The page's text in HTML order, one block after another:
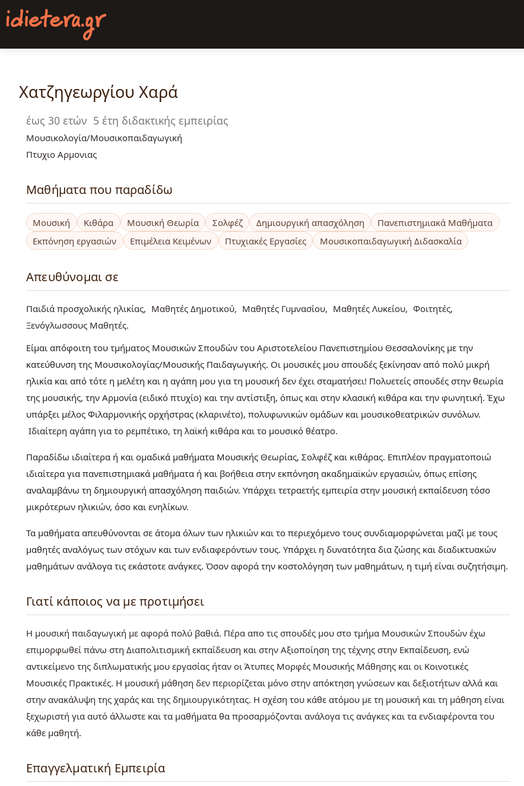
Παράκαμψη
προς
κυρίως
Χατζηγεωργίου Χαρά
έως 30 ετών 5 έτη διδακτικής εμπειρίας
Μουσικολογία/Μουσικοπαιδαγωγική
Πτυχιο Αρμονιας
Μαθήματα που παραδίδω
Μουσική Κιθάρα Μουσική Θεωρία Σολφέζ Δημιουργική απασχόληση
Πανεπιστημιακά Μαθήματα
Εκπόνηση εργασιών
Επιμέλεια Κειμένων Πτυχιακές Εργασίες Μουσικοπαιδαγωγική Διδασκαλία
Απευθύνομαι σε
Παιδιά προσχολικής ηλικίας Μαθητές Δημοτικού Μαθητές Γυμνασίου Μαθητές Λυκείου
Φοιτητές
Ξενόγλωσσους Μαθητές
Είμαι απόφοιτη του τμήματος Μουσικών Σπουδών του Αριστοτελείου Πανεπιστημίου Θεσσαλονίκης με την
κατεύθυνση της Μουσικολογίας/Μουσικής Παιδαγωγικής. Οι μουσικές μου σπουδές ξεκίνησαν από πολύ μικρή
ηλικία και από τότε η μελέτη και η αγάπη μου για τη μουσική δεν έχει σταματήσει! Πολυετείς σπουδές στην θεωρία
της μουσικής, την Αρμονία (ειδικό πτυχίο) και την αντίστιξη, όπως και στην κλασική κιθάρα και την φωνητική. Έχω
υπάρξει μέλος Φιλαρμονικής ορχήστρας (κλαρινέτο), πολυφωνικών ομάδων και μουσικοθεατρικών συνόλων.
Ιδιαίτερη αγάπη για το ρεμπέτικο, τη λαϊκή κιθάρα και το μουσικό θέατρο.
Παραδίδω ιδιαίτερα ή και ομαδικά μαθήματα Μουσικής Θεωρίας, Σολφέζ και κιθάρας. Επιπλέον πραγματοποιώ
ιδιαίτερα για πανεπιστημιακά μαθήματα ή και βοήθεια στην εκπόνηση ακαδημαϊκών εργασιών, όπως επίσης
αναλαμβάνω τη δημιουργική απασχόληση παιδιών. Υπάρχει τετραετής εμπειρία στην μουσική εκπαίδευση τόσο
μικρότερων ηλικιών, όσο και ενηλίκων.
Τα μαθήματα απευθύνονται σε άτομα όλων των ηλικιών και το περιεχόμενο τους συνδιαμορφώνεται μαζί με τους
μαθητές αναλόγως των στόχων και των ενδιαφερόντων τους. Υπάρχει η δυνατότητα δια ζώσης και διαδικτυακών
μαθημάτων ανάλογα τις εκάστοτε ανάγκες. Όσον αφορά την κοστολόγηση των μαθημάτων, η τιμή είναι συζητήσιμη.
Γιατί κάποιος να με προτιμήσει
Η μουσική παιδαγωγική με αφορά πολύ βαθιά. Πέρα απο τις σπουδές μου στο τμήμα Μουσικών Σπουδών έχω
επιμορφωθεί πάνω στη Διαπολιτισμική εκπαίδευση και στην Αξιοποίηση της τέχνης στην Εκπαίδευση, ενώ
αντικείμενο της διπλωματικής μου εργασίας ήταν οι Άτυπες Μορφές Μουσικής Μάθησης και οι Κοινοτικές
Μουσικές Πρακτικές. Η μουσική μάθηση δεν περιορίζεται μόνο στην απόκτηση γνώσεων και δεξιοτήτων αλλά και
στην ανακάλυψη της χαράς και της δημιουργικότητας. Η σχέση του κάθε ατόμου με τη μουσική και τη μάθηση είναι
ξεχωριστή για αυτό άλλωστε και τα μαθήματα θα προσαρμόζονται ανάλογα τις ανάγκες και τα ενδιαφέροντα του
κάθε μαθητή.
Επαγγελματική Εμπειρία